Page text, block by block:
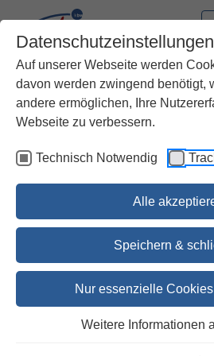
Datenschutzeinstellungen
Auf unserer Webseite werden
davon werden zwingend benötigt,
andere ermöglichen, Ihre
Webseite zu verbessern.
Technisch Notwendig
Alle
Speichern &
Nur essenzielle
Weitere Informationen
Wissenschaft
Dr. Thomas Willi u.a.
Jetzt